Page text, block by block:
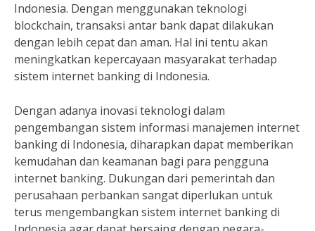
Indonesia. Dengan menggunakan teknologi
blockchain, transaksi antar bank dapat dilakukan
dengan lebih cepat dan aman. Hal ini tentu akan
meningkatkan kepercayaan masyarakat terhadap
sistem internet banking di Indonesia.
Dengan adanya inovasi teknologi dalam
pengembangan sistem informasi manajemen internet
banking di Indonesia, diharapkan dapat memberikan
kemudahan dan keamanan bagi para pengguna
internet banking. Dukungan dari pemerintah dan
perusahaan perbankan sangat diperlukan untuk
terus mengembangkan sistem internet banking di